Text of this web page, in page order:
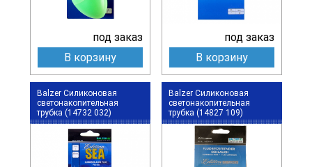
под заказ
В корзину
под заказ
В корзину
Balzer Силиконовая
светонакопительная
трубка (14732 032)
Balzer Силиконовая
светонакопительная
трубка (14827 109)